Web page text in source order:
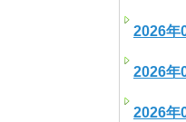
2026年
2026年
2026年